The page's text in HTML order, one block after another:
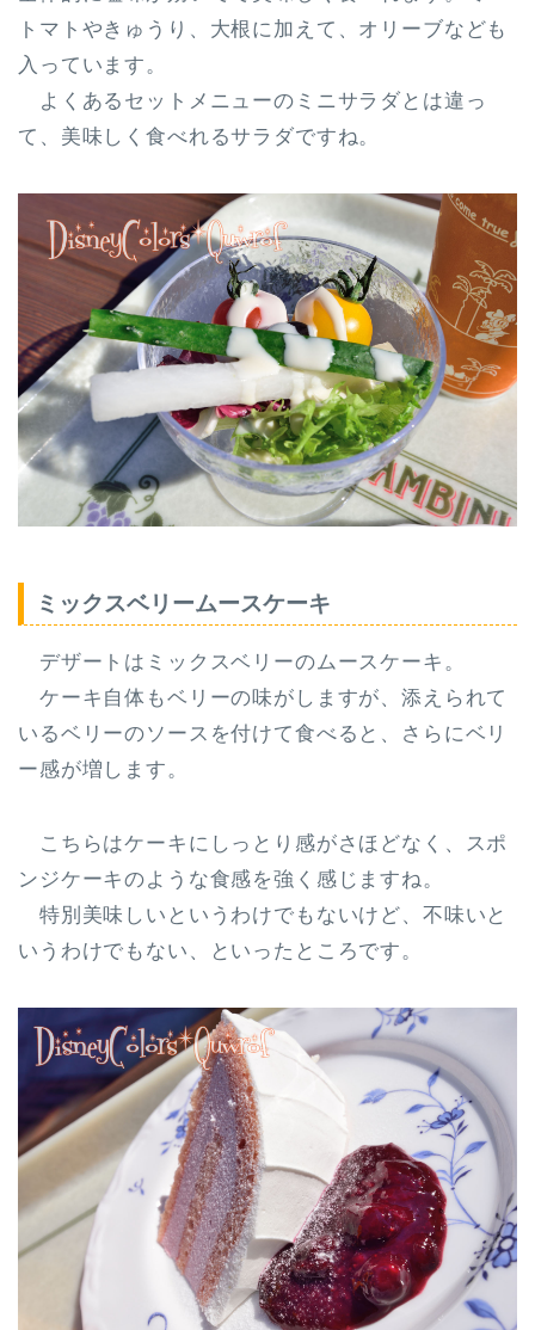
トマトやきゅうり、大根に加えて、オリーブなども
入っています。
よくあるセットメニューのミニサラダとは違っ
て、美味しく食べれるサラダですね。
ミックスベリームースケーキ
デザートはミックスベリーのムースケーキ。
ケーキ自体もベリーの味がしますが、添えられて
いるベリーのソースを付けて食べると、さらにベリ
ー感が増します。
こちらはケーキにしっとり感がさほどなく、スポ
ンジケーキのような食感を強く感じますね。
特別美味しいというわけでもないけど、不味いと
いうわけでもない、といったところです。